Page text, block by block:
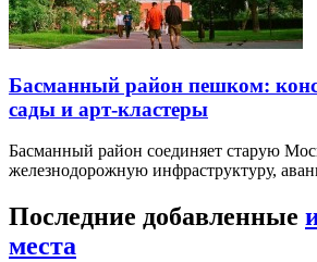
Басманный район пешком:
сады и арт-кластеры
Басманный район соединяет старую
железнодорожную инфраструктуру,
Последние добавленные
места